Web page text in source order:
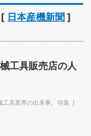
日本産機新聞 ]
工具販売店の人
工具業界の出来事 特集